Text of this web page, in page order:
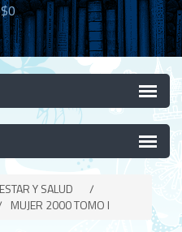
$0
Y SALUD
/
MUJER 2000 TOMO I